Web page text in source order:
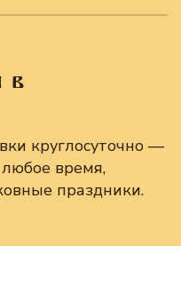
в
круглосуточно —
время,
праздники.